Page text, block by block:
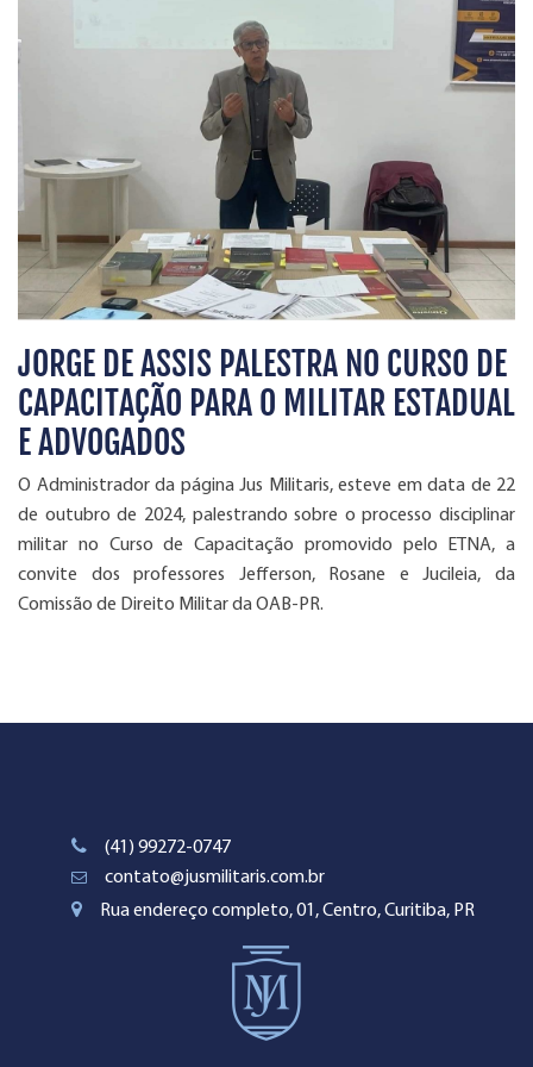
JORGE DE ASSIS PALESTRA NO CURSO DE
CAPACITAÇÃO PARA O MILITAR ESTADUAL
E ADVOGADOS
O Administrador da página Jus Militaris, esteve em data de 22
de outubro de 2024, palestrando sobre o processo disciplinar
militar no Curso de Capacitação promovido pelo ETNA, a
convite dos professores Jefferson, Rosane e Jucileia, da
Comissão de Direito Militar da OAB-PR.
(41) 99272-0747
contato@jusmilitaris.com.br
Rua endereço completo, 01, Centro, Curitiba, PR